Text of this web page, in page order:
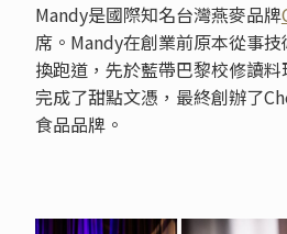
Mandy是國際知名台灣燕麥品牌
席。Mandy在創業前原本從事
換跑道，先於藍帶巴黎校修讀
完成了甜點文憑，最終創辦了
食品品牌。